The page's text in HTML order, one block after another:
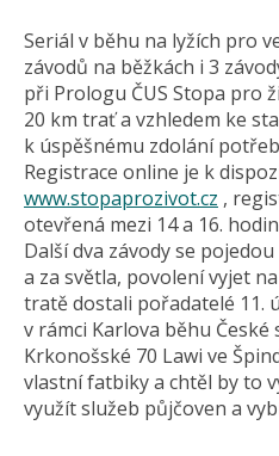
Seriál v běhu na lyžích pro
závodů na běžkách i 3
při Prologu ČUS Stopa pro
20 km trať a vzhledem ke
k úspěšnému zdolání
Registrace online je k
www.stopaprozivot.cz ,
otevřená mezi 14 a 16.
Další dva závody se
a za světla, povolení vyjet
tratě dostali pořadatelé 11.
v rámci Karlova běhu
Krkonošské 70 Lawi ve
vlastní fatbiky a chtěl by to
využít služeb půjčoven a